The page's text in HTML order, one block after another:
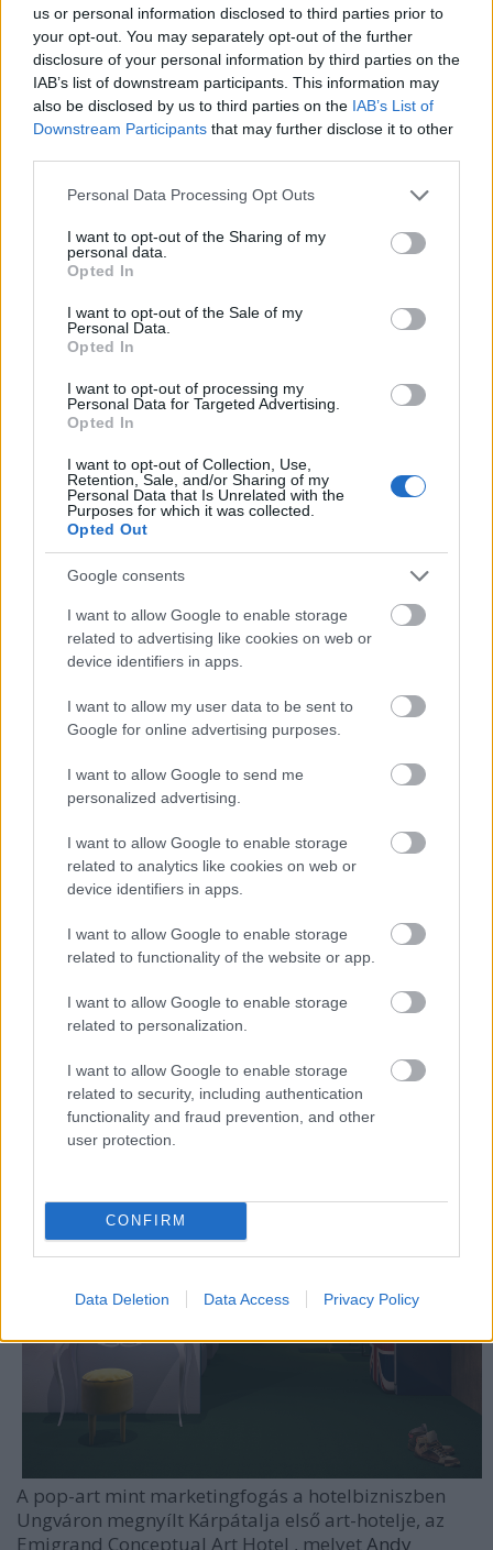
us or personal information disclosed to third parties prior to
your opt-out. You may separately opt-out of the further
disclosure of your personal information by third parties on the
IAB’s list of downstream participants. This information may
also be disclosed by us to third parties on the IAB’s List of
Downstream Participants that may further disclose it to other
Please note that this website/app uses one or more Google
not limited to your visit or usage behaviour. You may click to
grant or deny consent to Google and its third-party tags to
use your data for below specified purposes in below Google
consent section.
Personal Data Processing Opt Outs
I want to opt-out of the Sharing of my
personal data.
Opted In
I want to opt-out of the Sale of my
Personal Data.
Opted In
I want to opt-out of processing my
Personal Data for Targeted Advertising.
Opted In
I want to opt-out of Collection, Use,
Retention, Sale, and/or Sharing of my
Personal Data that Is Unrelated with the
Purposes for which it was collected.
Opted Out
Google consents
I want to allow Google to enable storage
related to advertising like cookies on web or
device identifiers in apps.
I want to allow my user data to be sent to
Google for online advertising purposes.
I want to allow Google to send me
personalized advertising.
I want to allow Google to enable storage
related to analytics like cookies on web or
device identifiers in apps.
I want to allow Google to enable storage
related to functionality of the website or app.
I want to allow Google to enable storage
related to personalization.
I want to allow Google to enable storage
related to security, including authentication
functionality and fraud prevention, and other
user protection.
CONFIRM
Data Deletion Data Access Privacy Policy
Kárpátaljai turizmus: Grand Hotel
Pilipec
HChoba 2017. január 19.
Szállás a Kárpátokban, Fülöpfalván
Kárpátok hegyeiremek téli kikapcsolódási
Emigrand Art Hotel nyílt Ungváron
HChoba•2016. november 27.
A pop-art mint marketingfogás a hotelbizniszben
Ungváron megnyílt Kárpátalja első art-hotelje, az
Emigrand Conceptual Art Hotel , melyetAndy